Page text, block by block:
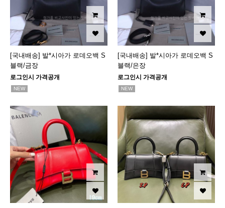
[국내배송] 발*시아가 로데오백 S
블랙/금장
로그인시 가격공개
NEW
[국내배송] 발*시아가 로데오백 S
블랙/은장
로그인시 가격공개
NEW